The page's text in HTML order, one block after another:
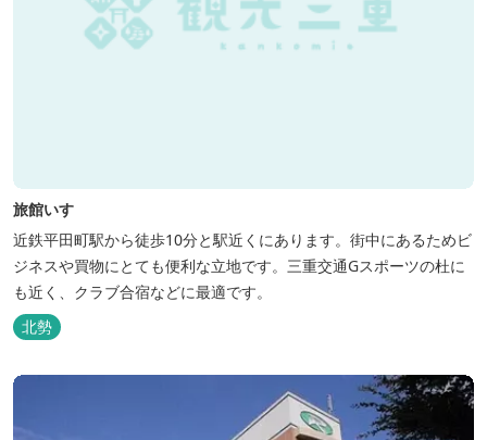
旅館いすゞ
近鉄平田町駅から徒歩10分と駅近くにあります。街中にあるためビ
ジネスや買物にとても便利な立地です。三重交通Gスポーツの杜に
も近く、クラブ合宿などに最適です。
北勢